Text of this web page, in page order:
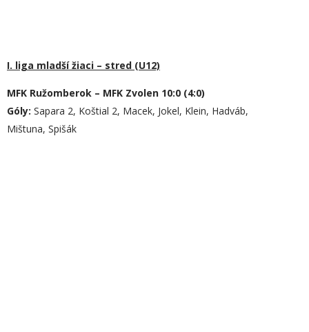
I. liga mladší žiaci – stred (U12)
MFK Ružomberok – MFK Zvolen 10:0 (4:0)
Góly: Sapara 2, Koštial 2, Macek, Jokel, Klein, Hadváb,
Mištuna, Spišák